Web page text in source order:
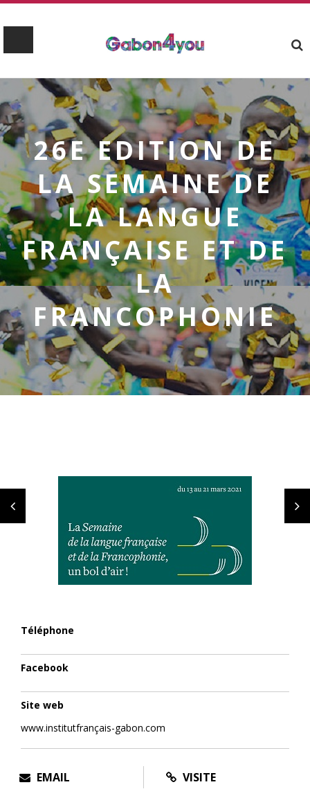
26E EDITION DE
LA SEMAINE DE
LA LANGUE
FRANÇAISE ET DE
LA
FRANCOPHONIE
Téléphone
Facebook
Site web
www.institutfrançais-gabon.com
EMAIL VISITE